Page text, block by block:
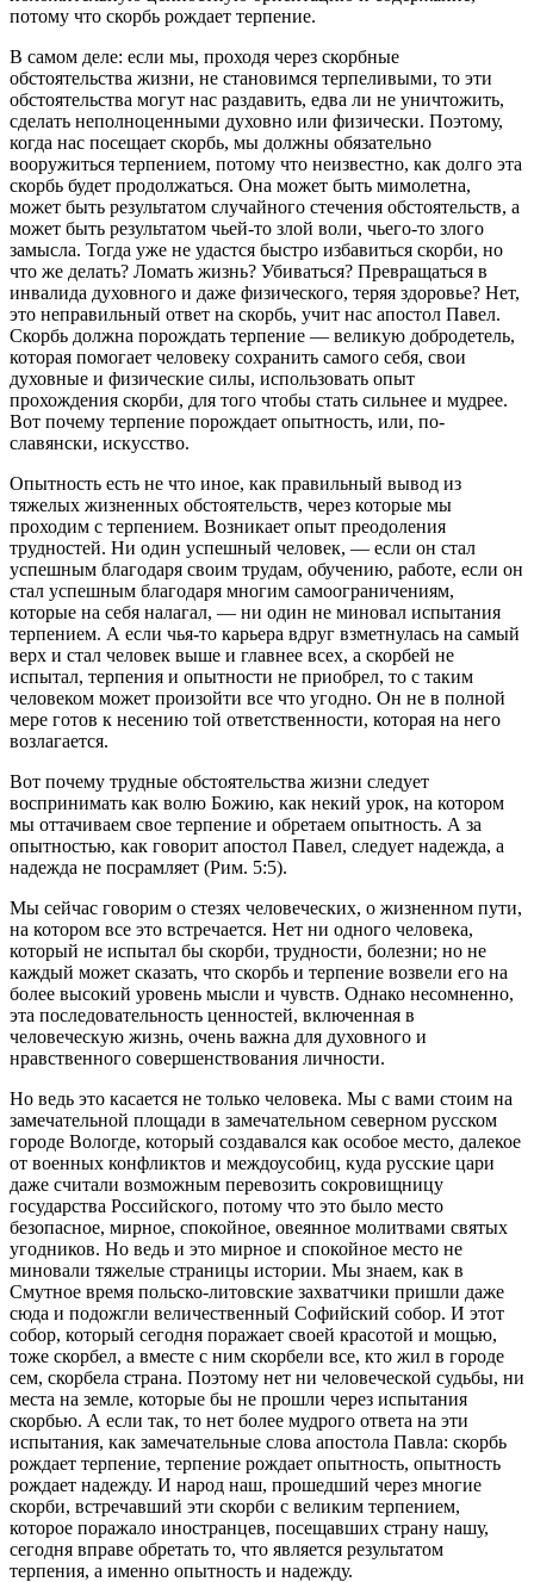
потому что скорбь рождает терпение.
В самом деле: если мы, проходя через скорбные
обстоятельства жизни, не становимся терпеливыми, то эти
обстоятельства могут нас раздавить, едва ли не уничтожить,
сделать неполноценными духовно или физически. Поэтому,
когда нас посещает скорбь, мы должны обязательно
вооружиться терпением, потому что неизвестно, как долго эта
скорбь будет продолжаться. Она может быть мимолетна,
может быть результатом случайного стечения обстоятельств, а
может быть результатом чьей-то злой воли, чьего-то злого
замысла. Тогда уже не удастся быстро избавиться скорби, но
что же делать? Ломать жизнь? Убиваться? Превращаться в
инвалида духовного и даже физического, теряя здоровье? Нет,
это неправильный ответ на скорбь, учит нас апостол Павел.
Скорбь должна порождать терпение — великую добродетель,
которая помогает человеку сохранить самого себя, свои
духовные и физические силы, использовать опыт
прохождения скорби, для того чтобы стать сильнее и мудрее.
Вот почему терпение порождает опытность, или, по-
славянски, искусство.
Опытность есть не что иное, как правильный вывод из
тяжелых жизненных обстоятельств, через которые мы
проходим с терпением. Возникает опыт преодоления
трудностей. Ни один успешный человек, — если он стал
успешным благодаря своим трудам, обучению, работе, если он
стал успешным благодаря многим самоограничениям,
которые на себя налагал, — ни один не миновал испытания
терпением. А если чья-то карьера вдруг взметнулась на самый
верх и стал человек выше и главнее всех, а скорбей не
испытал, терпения и опытности не приобрел, то с таким
человеком может произойти все что угодно. Он не в полной
мере готов к несению той ответственности, которая на него
возлагается.
Вот почему трудные обстоятельства жизни следует
воспринимать как волю Божию, как некий урок, на котором
мы оттачиваем свое терпение и обретаем опытность. А за
опытностью, как говорит апостол Павел, следует надежда, а
надежда не посрамляет (Рим. 5:5).
Мы сейчас говорим о стезях человеческих, о жизненном пути,
на котором все это встречается. Нет ни одного человека,
который не испытал бы скорби, трудности, болезни; но не
каждый может сказать, что скорбь и терпение возвели его на
более высокий уровень мысли и чувств. Однако несомненно,
эта последовательность ценностей, включенная в
человеческую жизнь, очень важна для духовного и
нравственного совершенствования личности.
Но ведь это касается не только человека. Мы с вами стоим на
замечательной площади в замечательном северном русском
городе Вологде, который создавался как особое место, далекое
от военных конфликтов и междоусобиц, куда русские цари
даже считали возможным перевозить сокровищницу
государства Российского, потому что это было место
безопасное, мирное, спокойное, овеянное молитвами святых
угодников. Но ведь и это мирное и спокойное место не
миновали тяжелые страницы истории. Мы знаем, как в
Смутное время польско-литовские захватчики пришли даже
сюда и подожгли величественный Софийский собор. И этот
собор, который сегодня поражает своей красотой и мощью,
тоже скорбел, а вместе с ним скорбели все, кто жил в городе
сем, скорбела страна. Поэтому нет ни человеческой судьбы, ни
места на земле, которые бы не прошли через испытания
скорбью. А если так, то нет более мудрого ответа на эти
испытания, как замечательные слова апостола Павла: скорбь
рождает терпение, терпение рождает опытность, опытность
рождает надежду. И народ наш, прошедший через многие
скорби, встречавший эти скорби с великим терпением,
которое поражало иностранцев, посещавших страну нашу,
сегодня вправе обретать то, что является результатом
терпения, а именно опытность и надежду.